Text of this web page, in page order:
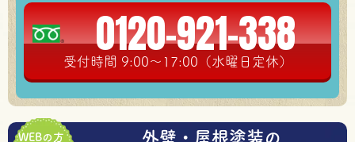
0120-921-338
受付時間 9:00～17:00（水曜日定休）
WEBの方
外壁・屋根塗装の